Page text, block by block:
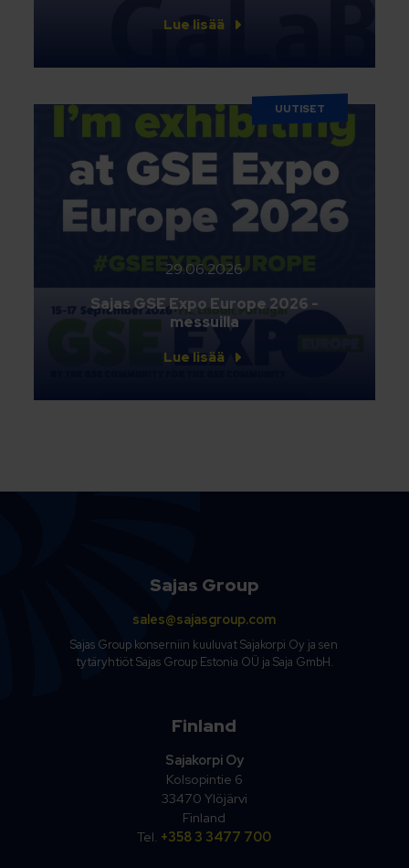
Lue lisää
UUTISET
29.06.2026
Sajas GSE Expo Europe 2026 -
messuilla
Lue lisää
Sajas Group
sales@sajasgroup.com
Sajas Group konserniin kuuluvat Sajakorpi Oy ja sen
tytäryhtiöt Sajas Group Estonia OÜ ja Saja GmbH.
Finland
Sajakorpi Oy
Kolsopintie 6
33470 Ylöjärvi
Finland
Tel. +358 3 3477 700